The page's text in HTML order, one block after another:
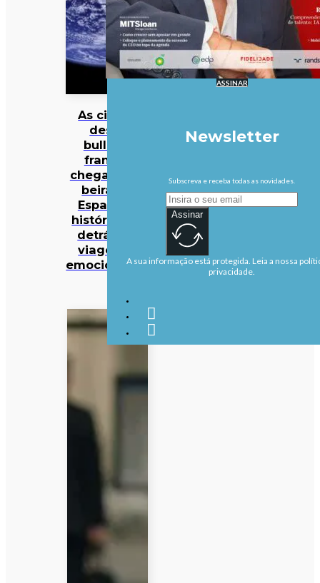
As cinzas
deste
bulldog
francês
chegaram à
beira do
Espaço. A
história por
detrás da
viagem é
emocionante
ASSINAR
Newsletter
Subscreva e receba todas as novidades.
Assinar
A sua informação está protegida. Leia a nossa
privacidade.